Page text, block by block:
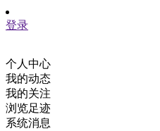
登录
个人中心
我的动态
我的关注
浏览足迹
系统消息